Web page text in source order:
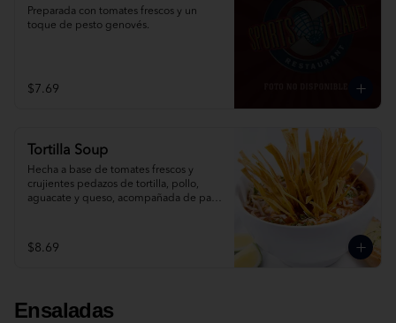
Preparada con tomates frescos y un
toque de pesto genovés.
$7.69
Tortilla Soup
Hecha a base de tomates frescos y
crujientes pedazos de tortilla, pollo,
aguacate y queso, acompañada de pan
$8.69
Ensaladas